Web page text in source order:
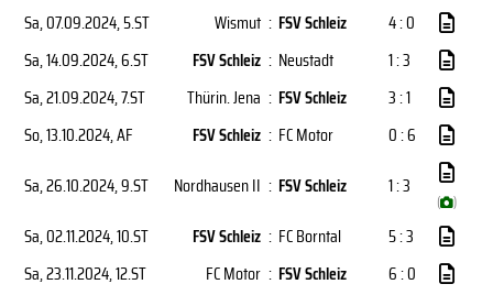
Sa, 07.09.2024, 5.ST Wismut : FSV Schleiz
4 : 0
Sa, 14.09.2024, 6.ST FSV Schleiz : Neustadt
1 : 3
Sa, 21.09.2024, 7.ST Thürin. Jena : FSV Schleiz
3 : 1
So, 13.10.2024, AF FSV Schleiz : FC Motor
0 : 6
Sa, 26.10.2024, 9.ST Nordhausen II : FSV Schleiz 1 : 3
( )
Sa, 02.11.2024, 10.ST FSV Schleiz : FC Borntal
5 : 3
Sa, 23.11.2024, 12.ST FC Motor : FSV Schleiz
6 : 0